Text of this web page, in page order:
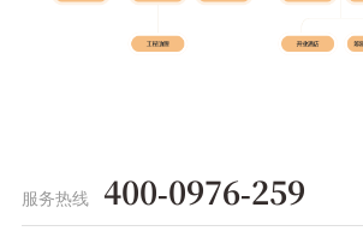
服务热线 400-0976-259